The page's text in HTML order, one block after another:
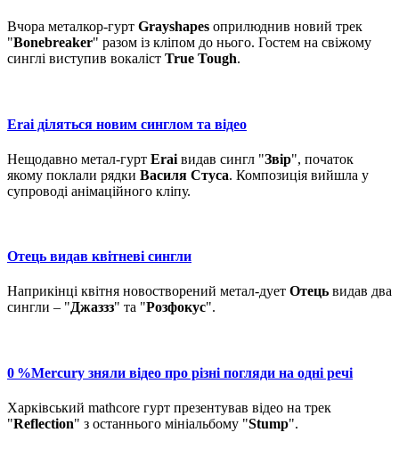
Вчора металкор-гурт Grayshapes оприлюднив новий трек
"Bonebreaker" разом із кліпом до нього. Гостем на свіжому
синглі виступив вокаліст True Tough.
Erai діляться новим синглом та відео
Нещодавно метал-гурт Erai видав сингл "Звір", початок
якому поклали рядки Василя Стуса. Композиція вийшла у
супроводі анімаційного кліпу.
Отець видав квітневі сингли
Наприкінці квітня новостворений метал-дует Отець видав два
сингли – "Джаззз" та "Розфокус".
0 %Mercury зняли відео про різні погляди на одні речі
Харківський mathcore гурт презентував відео на трек
"Reflection" з останнього мініальбому "Stump".